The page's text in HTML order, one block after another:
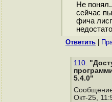
Не
сейчас
фича
Ответить
110.
5.4.0"
Окт-25,